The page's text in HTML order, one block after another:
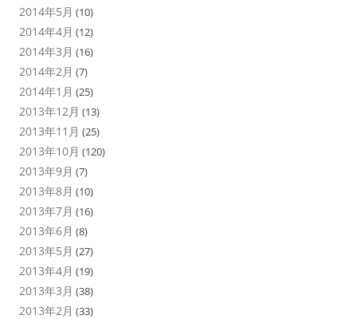
2014年5月 (10)
2014年4月 (12)
2014年3月 (16)
2014年2月 (7)
2014年1月 (25)
2013年12月 (13)
2013年11月 (25)
2013年10月 (120)
2013年9月 (7)
2013年8月 (10)
2013年7月 (16)
2013年6月 (8)
2013年5月 (27)
2013年4月 (19)
2013年3月 (38)
2013年2月 (33)